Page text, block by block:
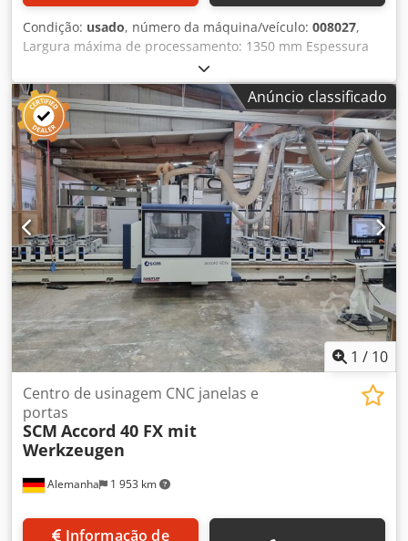
Condição: usado, número da máquina/veículo: 008027,
Largura máxima de processamento: 1350 mm Espessura
mínima de processamento: 3 mm Cedpfxjwvq E Ae Altoha
Mesa de trabalho: altura fixa Tapete com sistema de
vácuo: sim Número de unidades de processamento: 4
unidades
Anúncio classificado
1 / 10
Alemanha 1 953 km
Centro de usinagem CNC janelas e
portas
SCM Accord 40 FX mit
Werkzeugen